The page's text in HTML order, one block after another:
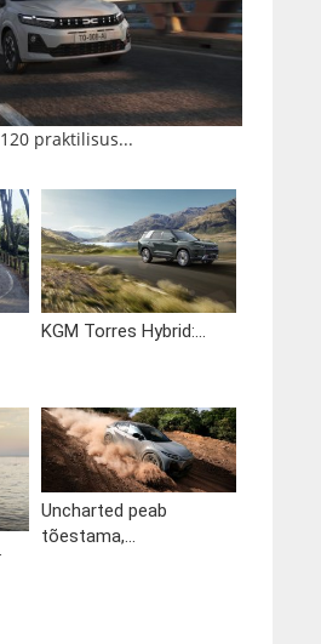
praktilisus...
KGM Torres Hybrid:...
Uncharted peab
tõestama,...